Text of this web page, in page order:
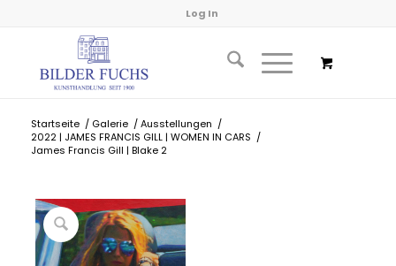
Log In
Startseite / Galerie / Ausstellungen /
2022 | JAMES FRANCIS GILL | WOMEN IN CARS /
James Francis Gill | Blake 2